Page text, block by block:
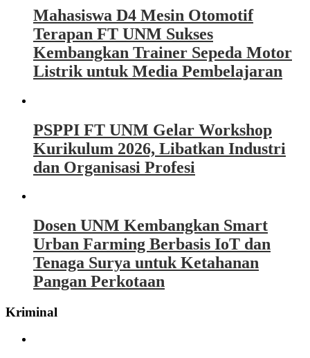
Mahasiswa D4 Mesin Otomotif
Terapan FT UNM Sukses
Kembangkan Trainer Sepeda Motor
Listrik untuk Media Pembelajaran
PSPPI FT UNM Gelar Workshop
Kurikulum 2026, Libatkan Industri
dan Organisasi Profesi
Dosen UNM Kembangkan Smart
Urban Farming Berbasis IoT dan
Tenaga Surya untuk Ketahanan
Pangan Perkotaan
Kriminal